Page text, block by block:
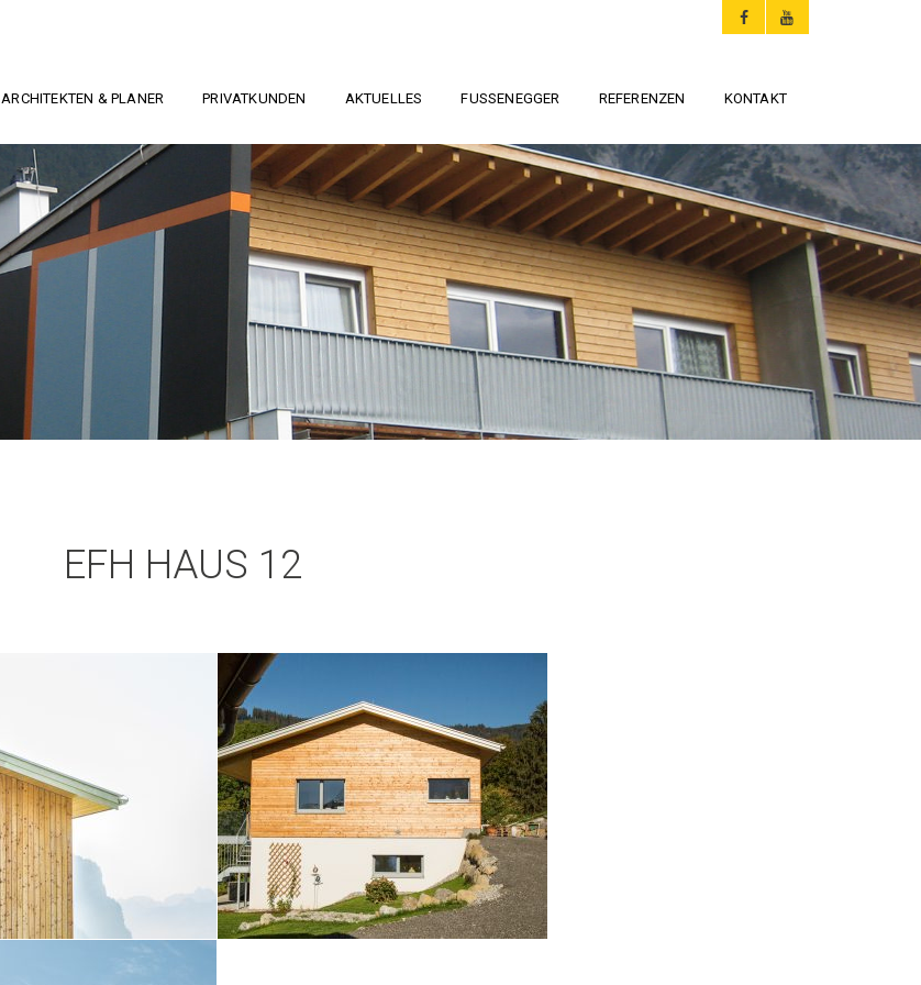
ARCHITEKTEN & PLANER PRIVATKUNDEN AKTUELLES FUSSENEGGER REFERENZEN KONTAKT
EFH HAUS 12